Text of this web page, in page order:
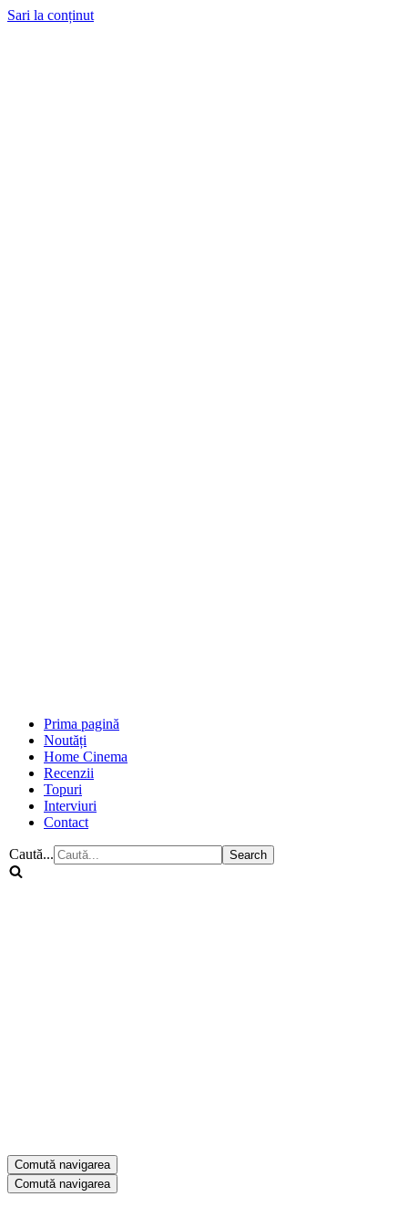
Sari la conținut
Prima pagină
Noutăți
Home Cinema
Recenzii
Topuri
Interviuri
Contact
Caută...
Comută navigarea
Comută navigarea